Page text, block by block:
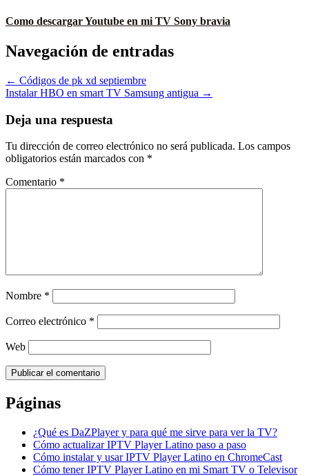
Como descargar Youtube en mi TV Sony bravia
Navegación de entradas
← Códigos de pk xd septiembre
Instalar HBO en smart TV Samsung antigua →
Deja una respuesta
Tu dirección de correo electrónico no será publicada. Los campos
obligatorios están marcados con *
Comentario *
Nombre *
Correo electrónico *
Web
Páginas
¿Qué es DaZPlayer y para qué me sirve para ver la TV?
Cómo actualizar IPTV Player Latino paso a paso
Cómo instalar y usar IPTV Player Latino en ChromeCast
Cómo tener IPTV Player Latino en mi Smart TV o Televisor